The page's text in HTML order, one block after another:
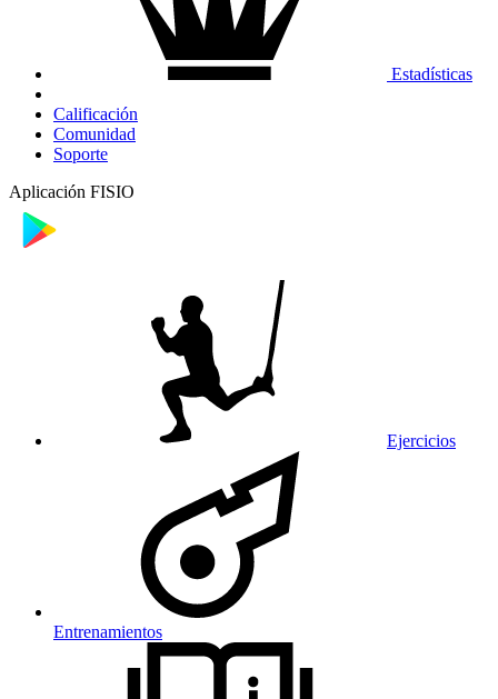
Estadísticas
Calificación
Comunidad
Soporte
Aplicación FISIO
Ejercicios
Entrenamientos